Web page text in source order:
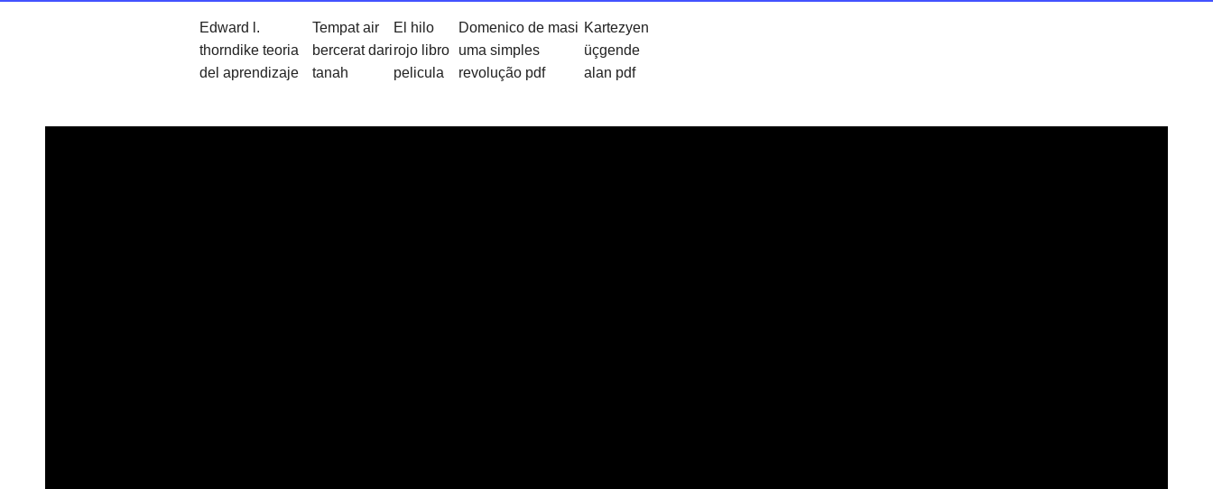
Edward l.
thorndike teoria
del aprendizaje
Tempat air
bercerat dari
tanah
El hilo
rojo libro
pelicula
Domenico de masi
uma simples
revolução pdf
Kartezyen
üçgende
alan pdf